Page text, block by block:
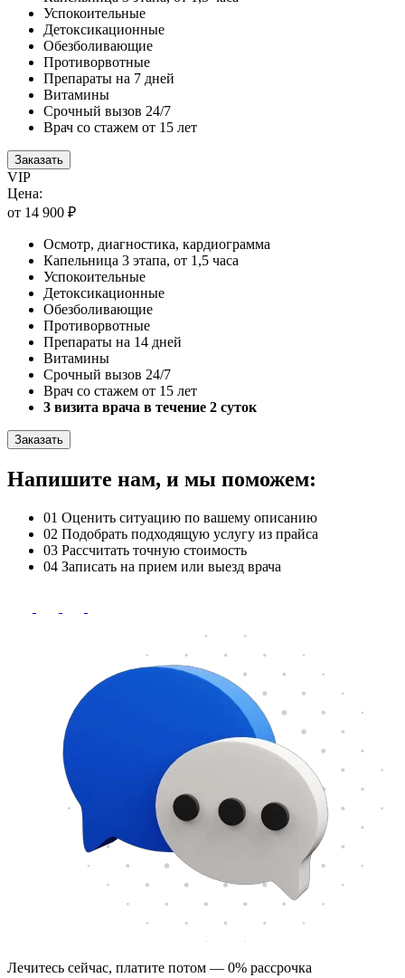
Успокоительные
Детоксикационные
Обезболивающие
Противорвотные
Препараты на 7 дней
Витамины
Срочный вызов 24/7
Врач со стажем от 15 лет
Заказать
VIP
Цена:
от 14 900 ₽
Осмотр, диагностика, кардиограмма
Капельница 3 этапа, от 1,5 часа
Успокоительные
Детоксикационные
Обезболивающие
Противорвотные
Препараты на 14 дней
Витамины
Срочный вызов 24/7
Врач со стажем от 15 лет
3 визита врача в течение 2 суток
Заказать
Напишите нам, и мы поможем:
01 Оценить ситуацию по вашему описанию
02 Подобрать подходящую услугу из прайса
03 Рассчитать точную стоимость
04 Записать на прием или выезд врача
Лечитесь сейчас, платите потом — 0% рассрочка